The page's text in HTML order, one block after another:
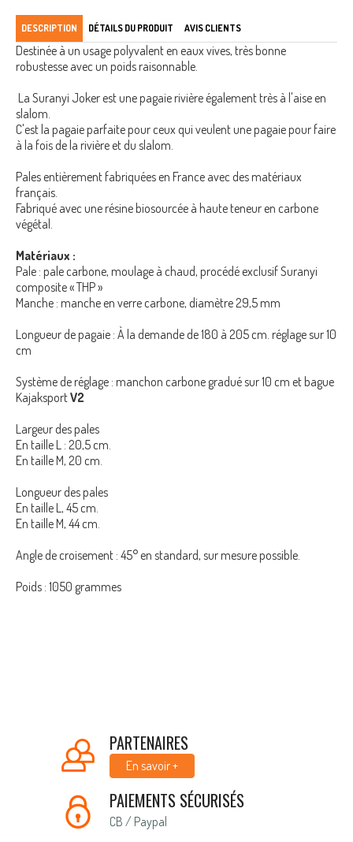
DESCRIPTION DÉTAILS DU PRODUIT AVIS CLIENTS
Destinée à un usage polyvalent en eaux vives, très bonne
robustesse avec un poids raisonnable.
La Suranyi Joker est une pagaie rivière également très à l'aise en
slalom.
C'est la pagaie parfaite pour ceux qui veulent une pagaie pour faire
à la fois de la rivière et du slalom.
Pales entièrement fabriquées en France avec des matériaux
français.
Fabriqué avec une résine biosourcée à haute teneur en carbone
végétal.
Matériaux :
Pale : pale carbone, moulage à chaud, procédé exclusif Suranyi
composite « THP »
Manche : manche en verre carbone, diamètre 29,5 mm
Longueur de pagaie : À la demande de 180 à 205 cm. réglage sur 10
cm
Système de réglage : manchon carbone gradué sur 10 cm et bague
KajaksportV2
Largeur des pales
En taille L : 20,5 cm.
En taille M, 20 cm.
Longueur des pales
En taille L, 45 cm.
En taille M, 44 cm.
Angle de croisement : 45° en standard, sur mesure possible.
Poids : 1050 grammes
PARTENAIRES
En savoir +
PAIEMENTS SÉCURISÉS
CB / Paypal